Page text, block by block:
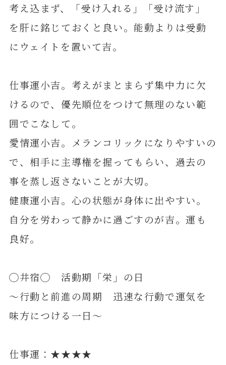
考え込まず、「受け入れる」「受け流す」
を肝に銘じておくと良い。能動よりは受動
にウェイトを置いて吉。
仕事運小吉。考えがまとまらず集中力に欠
けるので、優先順位をつけて無理のない範
囲でこなして。
愛情運小吉。メランコリックになりやすいの
で、相手に主導権を握ってもらい、過去の
事を蒸し返さないことが大切。
健康運小吉。心の状態が身体に出やすい。
自分を労わって静かに過ごすのが吉。運も
良好。
◯井宿◯ 活動期「栄」の日
～行動と前進の周期 迅速な行動で運気を
味方につける一日～
仕事運：★★★★